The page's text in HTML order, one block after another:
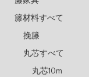
籐材料すべて
挽籐
丸芯すべて
丸芯10m